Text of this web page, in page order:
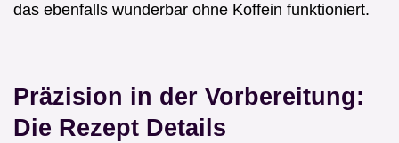
das ebenfalls wunderbar ohne Koffein funktioniert.
Präzision in der Vorbereitung:
Die Rezept Details